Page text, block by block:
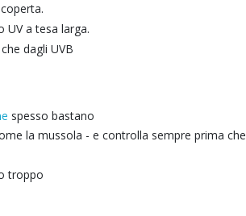
UV a tesa larga.
dagli UVB
spesso bastano
la mussola - e controlla sempre prima che
troppo